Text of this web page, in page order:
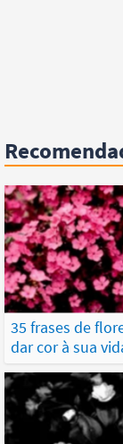
35 frases de
dar cor à sua